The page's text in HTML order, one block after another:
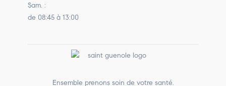
Sam. :
de 08:45 à 13:00
Ensemble prenons soin de votre santé.